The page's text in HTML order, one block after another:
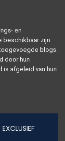
en
zijn
blogs.
door hun
afgeleid van hun